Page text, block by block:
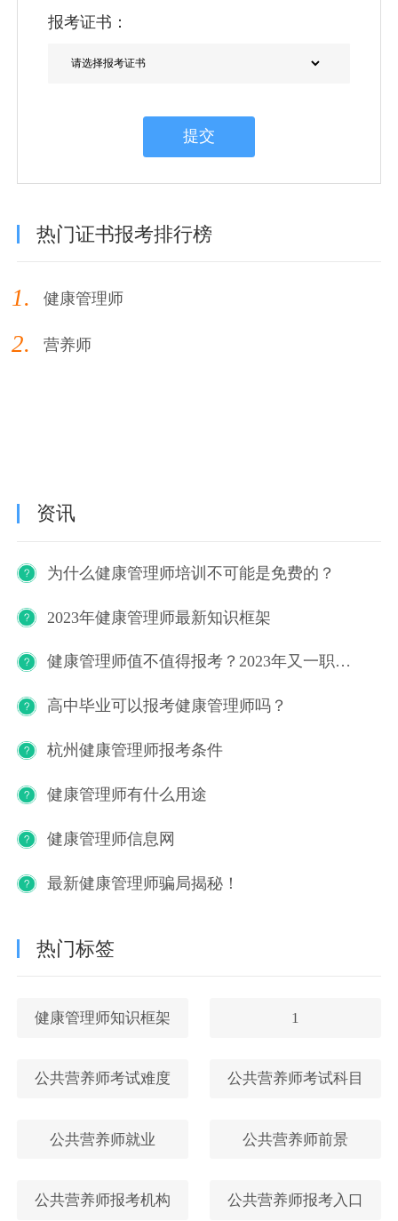
报考证书：
提交
热门证书报考排行榜
1. 健康管理师
2. 营养师
资讯
为什么健康管理师培训不可能是免费的？
2023年健康管理师最新知识框架
健康管理师值不值得报考？2023年又一职业技能等级证书重磅人才政策发布！
高中毕业可以报考健康管理师吗？
杭州健康管理师报考条件
健康管理师有什么用途
健康管理师信息网
最新健康管理师骗局揭秘！
热门标签
健康管理师知识框架 1
公共营养师考试难度 公共营养师考试科目
公共营养师就业 公共营养师前景
公共营养师报考机构 公共营养师报考入口